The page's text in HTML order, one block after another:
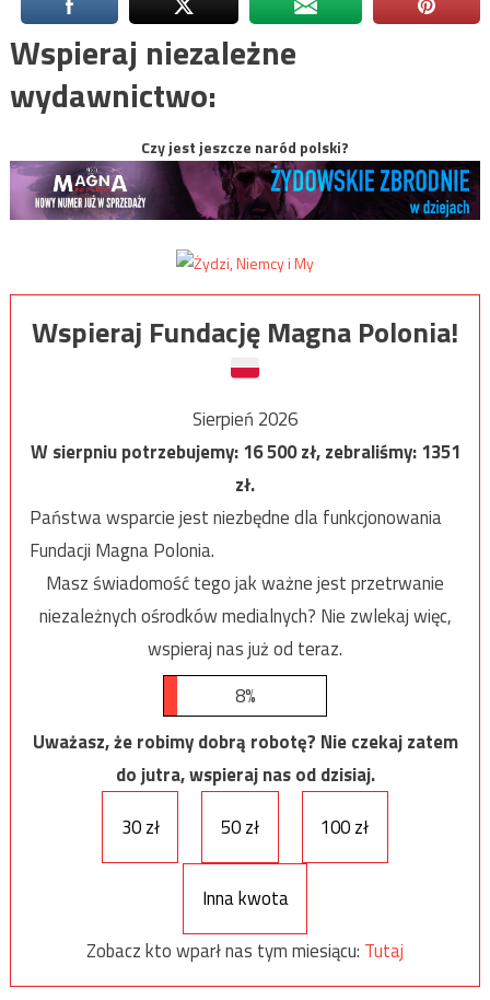
Wspieraj niezależne
wydawnictwo:
Czy jest jeszcze naród polski?
Wspieraj Fundację Magna Polonia!
Sierpień 2026
W sierpniu potrzebujemy:16 500zł, zebraliśmy:1351
zł.
Państwa wsparcie jest niezbędne dla funkcjonowania
Fundacji Magna Polonia.
Masz świadomość tego jak ważne jest przetrwanie
niezależnych ośrodków medialnych? Nie zwlekaj więc,
wspieraj nas już od teraz.
8%
Uważasz, że robimy dobrą robotę? Nie czekaj zatem
do jutra, wspieraj nas od dzisiaj.
30 zł
50 zł 100 zł
Inna kwota
Zobacz kto wparł nas tym miesiącu: Tutaj